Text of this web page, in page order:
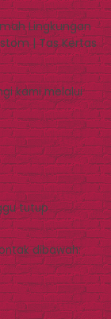
Lingkungan
| Tas Kertas
kami melalui
tutup
dibawah: